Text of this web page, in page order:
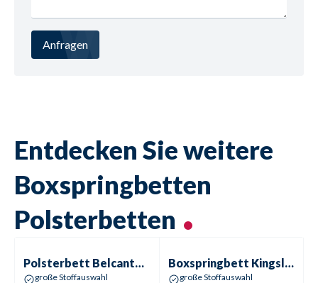
Anfragen
Entdecken Sie weitere
Boxspringbetten
Polsterbetten
Polsterbett Belcanto Premium | Polsterbett Belle
große Stoffauswahl
Boxspringbett Kingsline 2.0 Boxspring | Florence 2.0
große Stoffauswahl